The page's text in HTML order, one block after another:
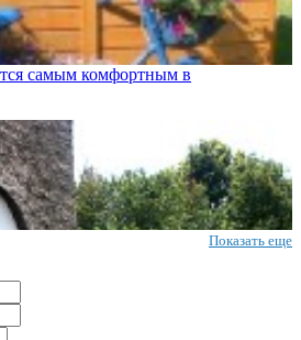
самым комфортным в
Показать еще